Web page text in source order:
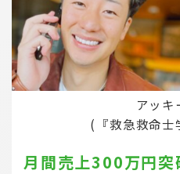
アッキ
(『救急救命士
月間売上300万円突